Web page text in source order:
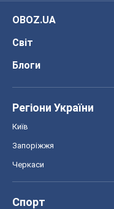
OBOZ.UA
Світ
Блоги
Регіони України
Київ
Запоріжжя
Черкаси
Спорт